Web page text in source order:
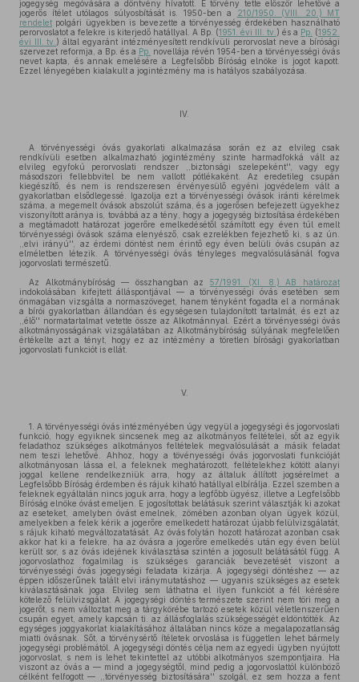
jogegység megóvására a döntvény hívatott. E törvény tette először lehetővé a
jogerős ítélet utólagos súlyosbítását is. 1950-ben a
210/1950. (VIII. 20.) MT
rendelet polgári ügyekben is bevezette a törvényesség érdekében használható
perorvoslatot a felekre is kiterjedő hatállyal. A Bp. (1951. évi III. tv. ) és a Pp. (1952.
évi III. tv. ) által egyaránt intézményesített rendkívüli perorvoslat neve a bírósági
szervezet reformja, a Bp. és a Pp. novellája révén 1954-ben a törvényességi óvás
nevet kapta, és annak emelésére a Legfelsőbb Bíróság elnöke is jogot kapott.
Ezzel lényegében kialakult a jogintézmény ma is hatályos szabályozása.
IV.
A törvényességi óvás gyakorlati alkalmazása során ez az elvileg csak
rendkívüli esetben alkalmazható jogintézmény szinte harmadfokká vált az
elvileg egyfokú perorvoslati rendszer ,,biztonsági szelepeként'', vagy egy
másodszori fellebbvitel be nem vallott pótlékaként. Az eredetileg csupán
kiegészítő, és nem is rendszeresen érvényesülő egyéni jogvédelem vált a
gyakorlatban elsődlegessé. Igazolja ezt a törvényességi óvások iránti kérelmek
száma, a megemelt óvások abszolút száma, és a jogerősen befejezett ügyekhez
viszonyított aránya is, továbbá az a tény, hogy a jogegység biztosítása érdekében
a megtámadott határozat jogerőre emelkedésétől számított egy éven túl emelt
törvényességi óvások száma elenyésző, csak ezrelékben fejezhető ki, s az ún.
,,elvi irányú'', az érdemi döntést nem érintő egy éven belüli óvás csupán az
elméletben létezik. A törvényességi óvás tényleges megvalósulásánál fogva
jogorvoslati természetű.
Az Alkotmánybíróság — összhangban az 57/1991. (XI. 8.) AB határozat
indokolásában kifejtett álláspontjával — a törvényességi óvás esetében sem
önmagában vizsgálta a normaszöveget, hanem tényként fogadta el a normának
a bírói gyakorlatban állandóan és egységesen tulajdonított tartalmát, és ezt az
,,élő'' normatartalmat vetette össze az Alkotmánnyal. Ezért a törvényességi óvás
alkotmányosságának vizsgálatában az Alkotmánybíróság súlyának megfelelően
értékelte azt a tényt, hogy ez az intézmény a töretlen bírósági gyakorlatban
jogorvoslati funkciót is ellát.
V.
1. A törvényességi óvás intézményében úgy vegyül a jogegységi és jogorvoslati
funkció, hogy egyiknek sincsenek meg az alkotmányos feltételei, sőt az egyik
feladathoz szükséges alkotmányos feltételek megvalósulását a másik feladat
nem teszi lehetővé. Ahhoz, hogy a tövényességi óvás jogorvoslati funkcióját
alkotmányosan lássa el, a feleknek meghatározott, feltételekhez kötött alanyi
joggal kellene rendelkezniük arra, hogy az általuk állított jogsérelmet a
Legfelsőbb Bíróság érdemben és rájuk kiható hatállyal elbírálja. Ezzel szemben a
feleknek egyáltalán nincs joguk arra, hogy a legfőbb ügyész, illetve a Legfelsőbb
Bíróság elnöke óvást emeljen. E jogosítottak belátásuk szerint választják ki azokat
az eseteket, amelyben óvást emelnek, zömében azonban olyan ügyek közül,
amelyekben a felek kérik a jogerőre emelkedett határozat újabb felülvizsgálatát,
s rájuk kiható megváltozatatását. Az óvás folytán hozott határozat azonban csak
akkor hat ki a felekre, ha az óvásra a jogerőre emelkedés után egy éven belül
került sor, s az óvás idejének kiválasztása szintén a jogosult belátásától függ. A
jogorvoslathoz fogalmilag is szükséges garanciák bevezetését viszont a
törvényességi óvás jogegységi feladata kizárja. A jogegységi döntéshez — az
éppen időszerűnek talált elvi iránymutatáshoz — ugyanis szükséges az esetek
kiválasztásának joga. Elvileg sem láthatna el ilyen funkciót a fél kérésére
kötelező felülvizsgálat. A jogegységi döntés természete szerint nem töri meg a
jogerőt, s nem változtat meg a tárgykörébe tartozó esetek közül véletlenszerűen
csupán egyet, amely kapcsán ti. az állásfoglalás szükségességét eldöntötték. Az
egységes joggyakorlat kialakításához általában nincs köze a megalapozatlanság
miatti óvásnak. Sőt, a törvénysértő ítéletek orvoslása is független lehet bármely
jogegységi problémától. A jogegységi döntés célja nem az egyedi ügyben nyújtott
jogorvoslat, s nem is lehet tekintettel az utóbbi alkotmányos szempontjaira. Ha
viszont az óvás a — mind a jogegységtől, mind pedig a jogorvoslattól különböző
célként felfogott — ,,törvényesség biztosítására'' szolgál, ez sem hozza a fent